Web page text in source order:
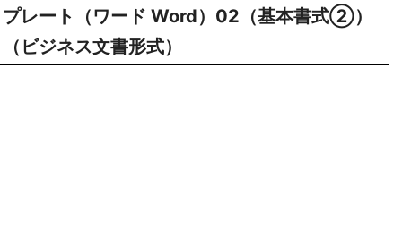
プレート（ワード Word）02（基本書式②）
（ビジネス文書形式）